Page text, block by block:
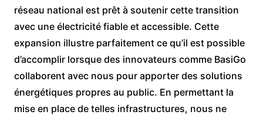
réseau national est prêt à soutenir cette transition
avec une électricité fiable et accessible. Cette
expansion illustre parfaitement ce qu’il est possible
d’accomplir lorsque des innovateurs comme BasiGo
collaborent avec nous pour apporter des solutions
énergétiques propres au public. En permettant la
mise en place de telles infrastructures, nous ne